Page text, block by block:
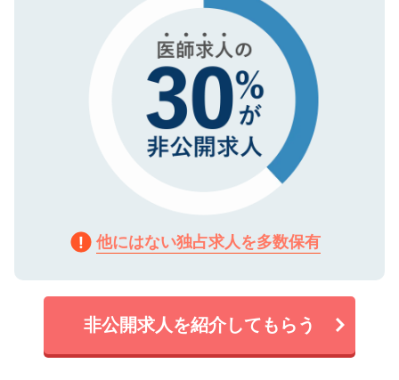
他にはない独占求人を多数保有
非公開求人を紹介してもらう